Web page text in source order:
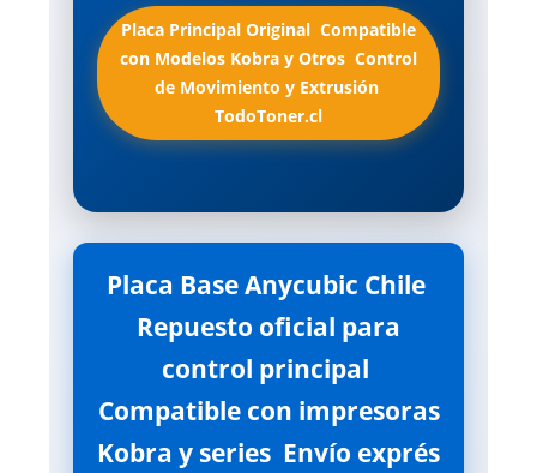
Placa Principal Original  Compatible
con Modelos Kobra y Otros  Control
de Movimiento y Extrusión 
TodoToner.cl
Placa Base Anycubic Chile 
Repuesto oficial para
control principal 
Compatible con impresoras
Kobra y series  Envío exprés